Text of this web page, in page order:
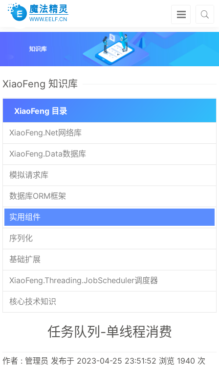
魔法精灵
WWW.EELF.CN
XiaoFeng 知识库
XiaoFeng 目录
XiaoFeng.Net网络库
XiaoFeng.Data数据库
模拟请求库
数据库ORM框架
实用组件
序列化
基础扩展
XiaoFeng.Threading.JobScheduler调度器
核心技术知识
任务队列-单线程消费
作者 : 管理员 发布于 2023-04-25 23:51:52 浏览 1940 次